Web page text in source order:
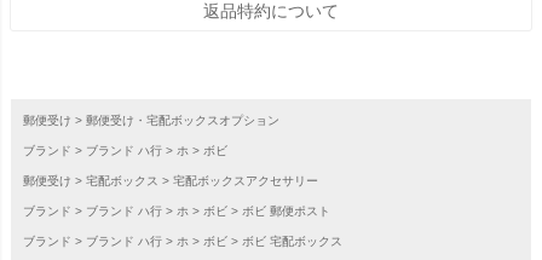
返品特約について
郵便受け 郵便受け・宅配ボックスオプション
ブランド ブランド ハ行 ホ ボビ
郵便受け 宅配ボックス 宅配ボックスアクセサリー
ブランド ブランド ハ行 ホ ボビ ボビ 郵便ポスト
ブランド ブランド ハ行 ホ ボビ ボビ 宅配ボックス